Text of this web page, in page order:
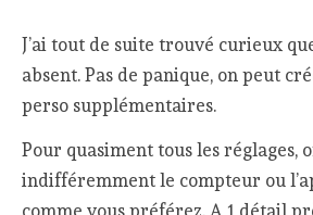
J’ai tout de suite trouvé curieux
absent. Pas de panique, on peut
perso supplémentaires.
Pour quasiment tous les réglages,
indifféremment le compteur ou
comme vous préférez. A 1 détail